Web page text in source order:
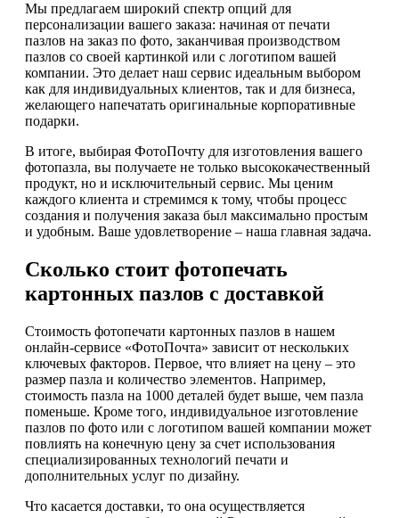
Мы предлагаем широкий спектр опций для
персонализации вашего заказа: начиная от печати
пазлов на заказ по фото, заканчивая производством
пазлов со своей картинкой или с логотипом вашей
компании. Это делает наш сервис идеальным выбором
как для индивидуальных клиентов, так и для бизнеса,
желающего напечатать оригинальные корпоративные
подарки.
В итоге, выбирая ФотоПочту для изготовления вашего
фотопазла, вы получаете не только высококачественный
продукт, но и исключительный сервис. Мы ценим
каждого клиента и стремимся к тому, чтобы процесс
создания и получения заказа был максимально простым
и удобным. Ваше удовлетворение – наша главная задача.
Сколько стоит фотопечать
картонных пазлов с доставкой
Стоимость фотопечати картонных пазлов в нашем
онлайн-сервисе «ФотоПочта» зависит от нескольких
ключевых факторов. Первое, что влияет на цену – это
размер пазла и количество элементов. Например,
стоимость пазла на 1000 деталей будет выше, чем пазла
поменьше. Кроме того, индивидуальное изготовление
пазлов по фото или с логотипом вашей компании может
повлиять на конечную цену за счет использования
специализированных технологий печати и
дополнительных услуг по дизайну.
Что касается доставки, то она осуществляется